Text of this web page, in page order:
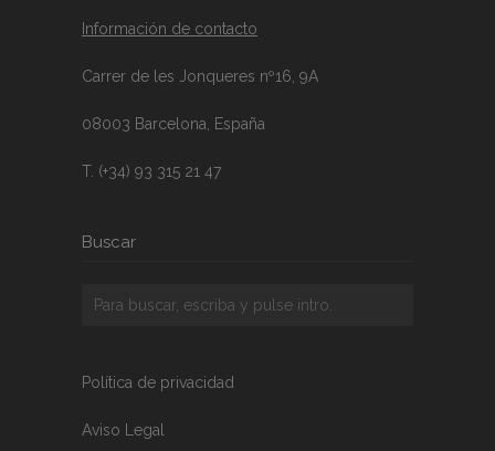
Información de contacto
Carrer de les Jonqueres nº16, 9A
08003 Barcelona, España
T. (+34) 93 315 21 47
Buscar
Política de privacidad
Aviso Legal